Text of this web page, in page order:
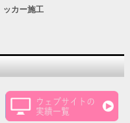
ッカー施工